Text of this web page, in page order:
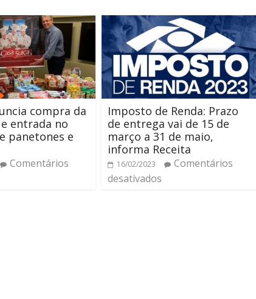
compra da
e entrada no
panetones e
Comentários
Imposto de Renda: Prazo
de entrega vai de 15 de
março a 31 de maio,
informa Receita
16/02/2023
Comentários
desativados